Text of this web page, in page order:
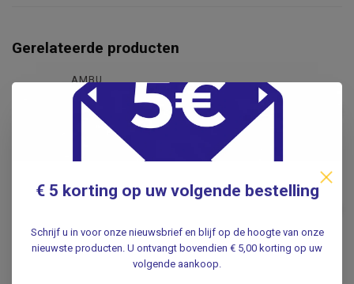
Gerelateerde producten
AMBU
Ambu BlueSensor VL-00-S
speciale elektroden Ø 68 mm
(25 stuks)
€17,95
DORMO
Dormo Tab electrode 100st.
.
€ 5 korting op uw volgende bestelling
Schrijf u in voor onze nieuwsbrief en blijf op de hoogte van onze
nieuwste producten. U ontvangt bovendien € 5,00 korting op uw
volgende aankoop.